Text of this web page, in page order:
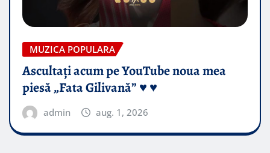
MUZICA POPULARA
Ascultați acum pe YouTube noua mea
piesă „Fata Gilivană” ♥️ ♥️
admin aug. 1, 2026